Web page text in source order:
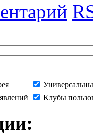
Клубы